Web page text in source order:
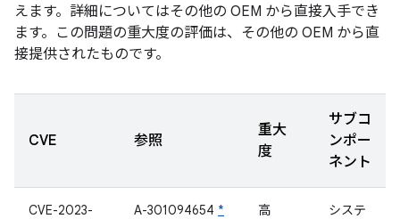
えます。詳細についてはその他の OEM から直接入手でき
ます。この問題の重大度の評価は、その他の OEM から直
接提供されたものです。
CVE 参照
重大
度
サブコ
ンポー
ネント
CVE-2023-
A-301094654 * 高
システ